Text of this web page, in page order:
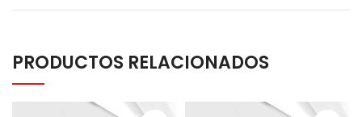
PRODUCTOS RELACIONADOS